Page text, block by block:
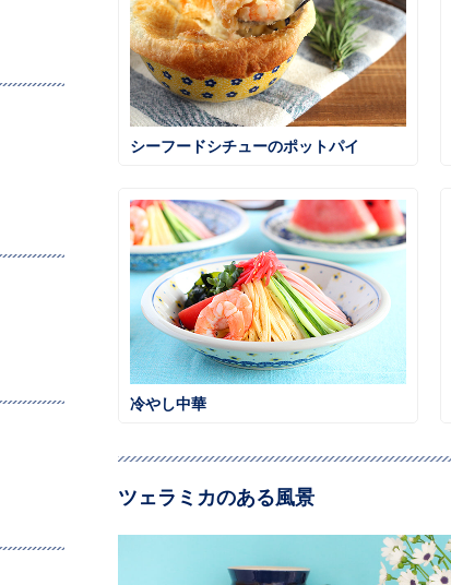
シーフードシチューのポットパイ
冷やし中華
ツェラミカのある風景